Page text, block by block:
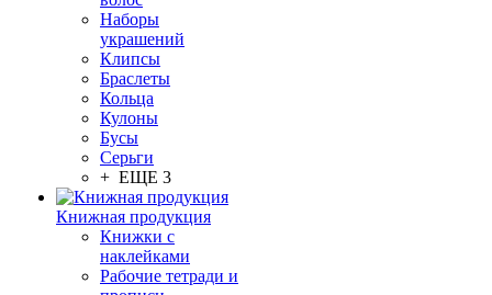
Наборы
украшений
Клипсы
Браслеты
Кольца
Кулоны
Бусы
Серьги
+ ЕЩЕ 3
Книжная продукция
Книжки с
наклейками
Рабочие тетради и